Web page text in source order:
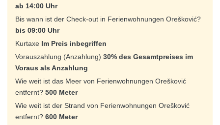
ab 14:00 Uhr
Bis wann ist der Check-out in Ferienwohnungen Orešković?
bis 09:00 Uhr
Kurtaxe Im Preis inbegriffen
Vorauszahlung (Anzahlung) 30% des Gesamtpreises im
Voraus als Anzahlung
Wie weit ist das Meer von Ferienwohnungen Orešković
entfernt? 500 Meter
Wie weit ist der Strand von Ferienwohnungen Orešković
entfernt? 600 Meter